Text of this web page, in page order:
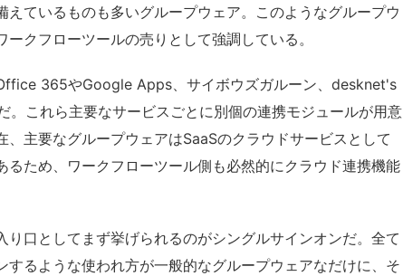
えているものも多いグループウェア。このようなグループウ
クフローツールの売りとして強調している。
365やGoogle Apps、サイボウズガルーン、desknet's
。これら主要なサービスごとに別個の連携モジュールが用意
、主要なグループウェアはSaaSのクラウドサービスとして
るため、ワークフローツール側も必然的にクラウド連携機能
口としてまず挙げられるのがシングルサインオンだ。全て
するような使われ方が一般的なグループウェアなだけに、そ